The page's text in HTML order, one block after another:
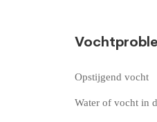
Opstijgend vocht
Water of vocht in